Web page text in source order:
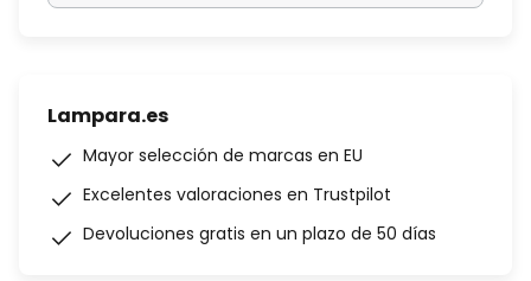
Lampara.es
Mayor selección de marcas en EU
Excelentes valoraciones en Trustpilot
Devoluciones gratis en un plazo de 50 días